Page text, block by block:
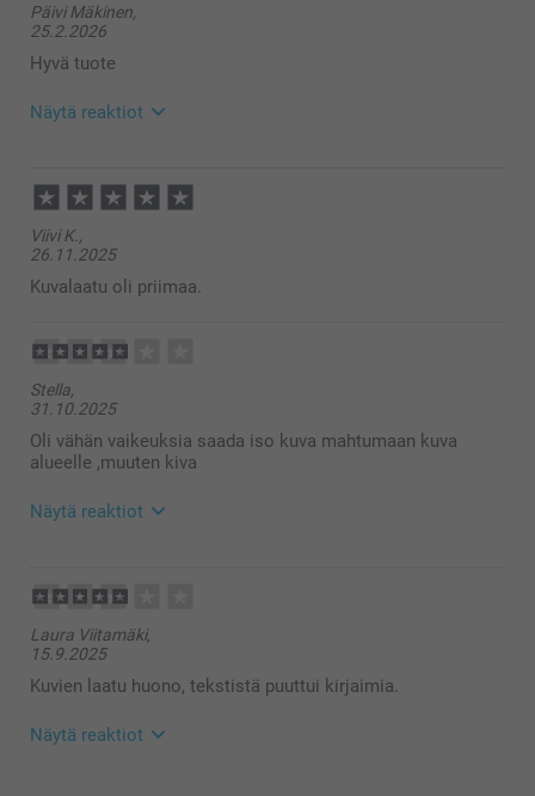
Päivi Mäkinen,
25.2.2026
Hyvä tuote
Näytä reaktiot
09:25
Hei Päivi,
on meille erittäin tärkeää. Kiva että pidät
matkamukista, toivon että siitä on iloa pitkäksi
aikaa 🥰
Kirsi @smartphoto
Oi kyllä siitä on iloa. Kiitos!
Viivi K.,
26.11.2025
Kuvalaatu oli priimaa.
Stella,
31.10.2025
Oli vähän vaikeuksia saada iso kuva mahtumaan kuva
alueelle ,muuten kiva
Näytä reaktiot
12:23
Suuret kiitokset palautteesta, olemme kiitollisia
siitä. 🥰
Autamme mielellämme, jos tulee jatkossa
vaikeuksia kuvien asettelun kanssa.
Lämpimin terveisin,
Kaisa@smartphoto
Laura Viitamäki,
15.9.2025
Kuvien laatu huono, tekstistä puuttui kirjaimia.
Näytä reaktiot